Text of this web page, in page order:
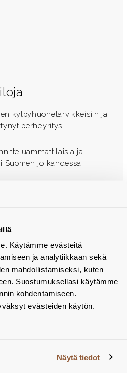
Käytämme evästeitä
ja analytiikkaan sekä
mahdollistamiseksi, kuten
Suostumuksellasi käytämme
kohdentamiseen.
evästeiden käytön.
Näytä tiedot
kylpyhuonetarvikkeisiin ja
perheyritys.
ja
Suomen jo kahdessa